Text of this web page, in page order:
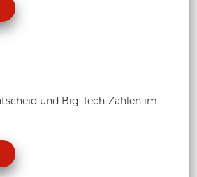
und Big-Tech-Zahlen im